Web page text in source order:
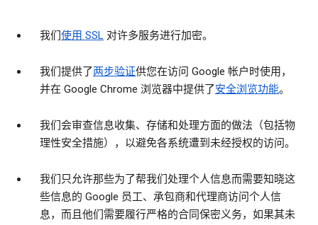
我们使用 SSL 对许多服务进行加密。
我们提供了两步验证供您在访问 Google 帐户时使用，
并在 Google Chrome 浏览器中提供了安全浏览功能。
我们会审查信息收集、存储和处理方面的做法（包括物
理性安全措施），以避免各系统遭到未经授权的访问。
我们只允许那些为了帮我们处理个人信息而需要知晓这
些信息的 Google 员工、承包商和代理商访问个人信
息，而且他们需要履行严格的合同保密义务，如果其未